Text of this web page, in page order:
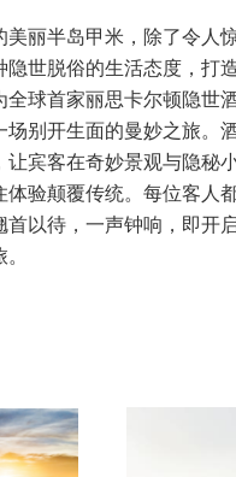
美丽半岛甲米，除了令人
隐世脱俗的生活态度，打
全球首家丽思卡尔顿隐世
别开生面的曼妙之旅。
让宾客在奇妙景观与隐秘
体验颠覆传统。每位客人
首以待，一声钟响，即开